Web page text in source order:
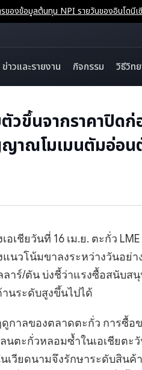
องข้อมูลต้นทุน NPI รายวันของอินโดนี
ข่าวและรายงาน กิจกรรม วิธีวิท
วขึ้นจากราคาปิด
าณโมเมนตัมอ่อน
ชียวันที่ 16 เม.ย. ตะกั่ว
วโน้มขาลงระหว่างวันอย่า
าร์/ตัน บ่งชี้ว่าแรงซื้อสนับส
นระดับสูงขึ้นไปได้
กาลของตลาดตะกั่ว การซื้
ตะกั่วหลอมซ้ำในเอเชียตะวั
เวียดนามจึงรักษาระดับสินค้